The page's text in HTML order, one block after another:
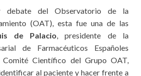
debate del Observatorio de la
(OAT), esta fue una de las
de Palacio, presidente de la
de Farmacéuticos Españoles
Científico del Grupo OAT,
al paciente y hacer frente a